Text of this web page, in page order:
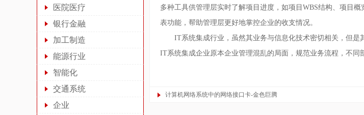
医院医疗
银行金融
加工制造
能源行业
智能化
交通系统
企业
多种工具供管理层实时了解项目进度，如项目WBS结构、项目
表功能，帮助管理层更好地掌控企业的收支情况。
IT系统集成行业，虽然其业务与信息化技术密切相关，但是
IT系统集成企业原本企业管理混乱的局面，规范业务流程，不同
计算机网络系统中的网络接口卡-金色巨腾